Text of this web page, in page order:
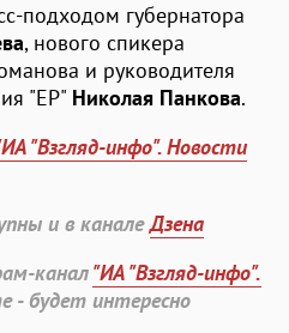
подходом губернатора
, нового спикера
и руководителя
"ЕР" Николая Панкова.
"Взгляд-инфо". Новости
и в каналеДзена
канал"ИА "Взгляд-инфо".
- будет интересно